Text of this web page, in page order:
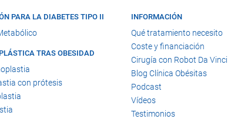
PARA LA DIABETES TIPO II
TRAS OBESIDAD
con prótesis
INFORMACIÓN
Qué tratamiento necesito
Coste y financiación
Cirugía con Robot Da Vinci
Blog Clínica Obésitas
Podcast
Vídeos
Testimonios